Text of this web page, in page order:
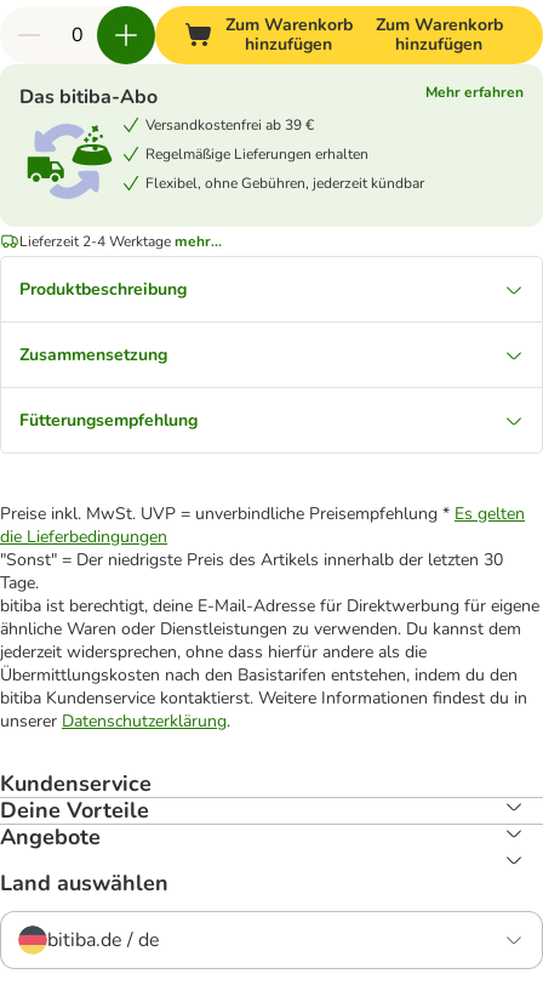
Zum Warenkorb
hinzufügen
Zum Warenkorb
hinzufügen
Das bitiba-Abo
Mehr erfahren
Versandkostenfrei ab 39 €
Regelmäßige Lieferungen erhalten
Flexibel, ohne Gebühren, jederzeit kündbar
Lieferzeit 2-4 Werktagemehr...
Produktbeschreibung
Zusammensetzung
Fütterungsempfehlung
Preise inkl. MwSt. UVP = unverbindliche Preisempfehlung * Es gelten
die Lieferbedingungen
"Sonst" = Der niedrigste Preis des Artikels innerhalb der letzten 30
Tage.
bitiba ist berechtigt, deine E-Mail-Adresse für Direktwerbung für eigene
ähnliche Waren oder Dienstleistungen zu verwenden. Du kannst dem
jederzeit widersprechen, ohne dass hierfür andere als die
Übermittlungskosten nach den Basistarifen entstehen, indem du den
bitiba Kundenservice kontaktierst. Weitere Informationen findest du in
unserer Datenschutzerklärung.
Kundenservice
Deine Vorteile
Angebote
Land auswählen
bitiba.de / de